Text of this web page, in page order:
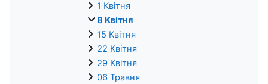
1 Квітня
8 Квітня
15 Квітня
22 Квітня
29 Квітня
06 Травня